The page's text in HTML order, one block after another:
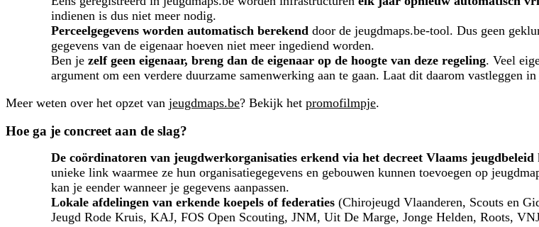
indienen is dus niet meer nodig.
Perceelgegevens worden automatisch berekend door de jeugdmaps.be-tool. Dus geen
gegevens van de eigenaar hoeven niet meer ingediend worden.
Ben je zelf geen eigenaar, breng dan de eigenaar op de hoogte van deze regeling. Veel
argument om een verdere duurzame samenwerking aan te gaan. Laat dit daarom vastleggen
Meer weten over het opzet van jeugdmaps.be? Bekijk het promofilmpje.
Hoe ga je concreet aan de slag?
De coördinatoren van jeugdwerkorganisaties erkend via het decreet Vlaams jeugdbeleid
unieke link waarmee ze hun organisatiegegevens en gebouwen kunnen toevoegen op
kan je eender wanneer je gegevens aanpassen.
Lokale afdelingen van erkende koepels of federaties (Chirojeugd Vlaanderen, Scouts en
Jeugd Rode Kruis, KAJ, FOS Open Scouting, JNM, Uit De Marge, Jonge Helden, Roots,